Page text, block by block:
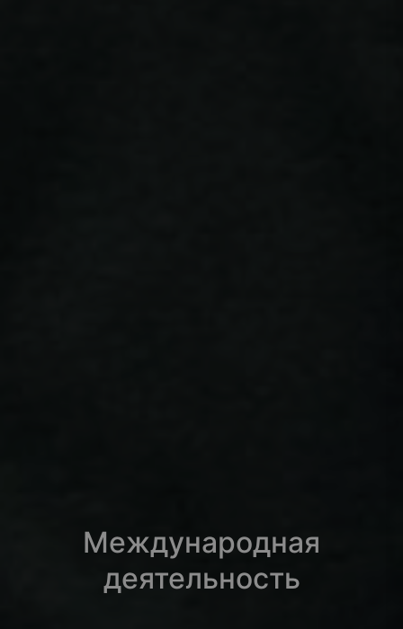
Международная
деятельность